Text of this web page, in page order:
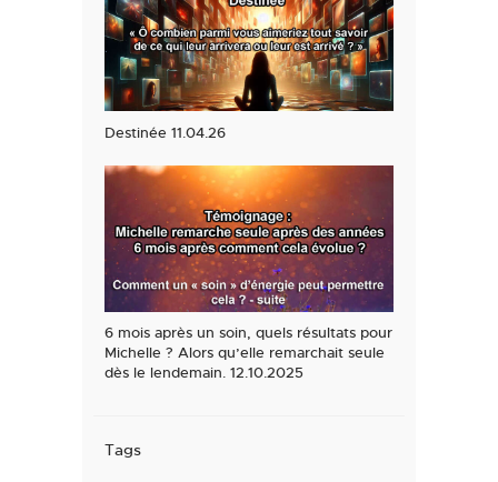
Destinée 11.04.26
6 mois après un soin, quels résultats pour
Michelle ? Alors qu’elle remarchait seule
dès le lendemain. 12.10.2025
Tags